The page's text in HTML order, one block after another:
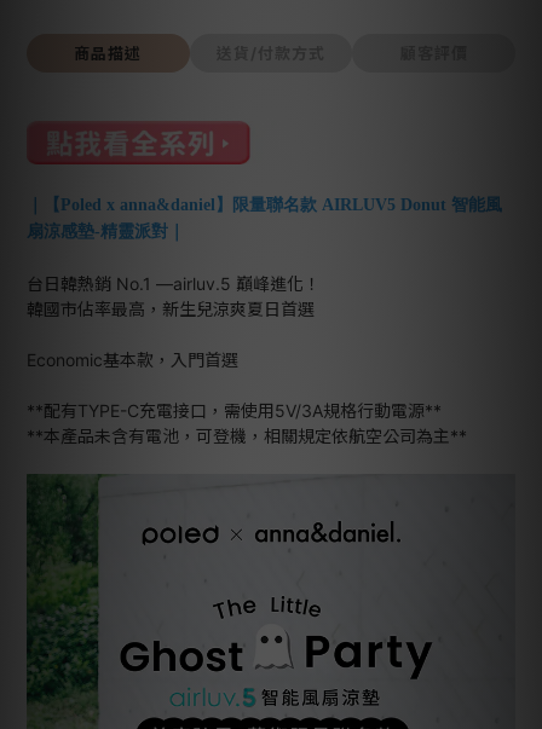
商品描述
｜【Poled x anna&daniel】限量聯名款 AIRLUV5 Donut 智能風
扇涼感墊-精靈派對｜
台日韓熱銷 No.1 —airluv.5 巔峰進化！
韓國市佔率最高，新生兒涼爽夏日首選
Economic基本款，入門首選
**配有TYPE-C充電接口，需使用5V/3A規格行動電源**
**本產品未含有電池，可登機，相關規定依航空公司為主**